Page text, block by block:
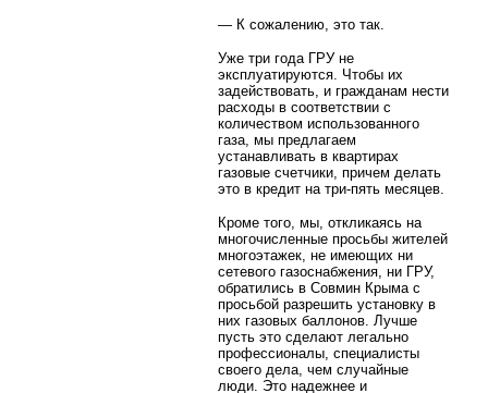
— К сожалению, это так.
Уже три года ГРУ не
эксплуатируются. Чтобы их
задействовать, и гражданам нести
расходы в соответствии с
количеством использованного
газа, мы предлагаем
устанавливать в квартирах
газовые счетчики, причем делать
это в кредит на три-пять месяцев.
Кроме того, мы, откликаясь на
многочисленные просьбы жителей
многоэтажек, не имеющих ни
сетевого газоснабжения, ни ГРУ,
обратились в Совмин Крыма с
просьбой разрешить установку в
них газовых баллонов. Лучше
пусть это сделают легально
профессионалы, специалисты
своего дела, чем случайные
люди. Это надежнее и